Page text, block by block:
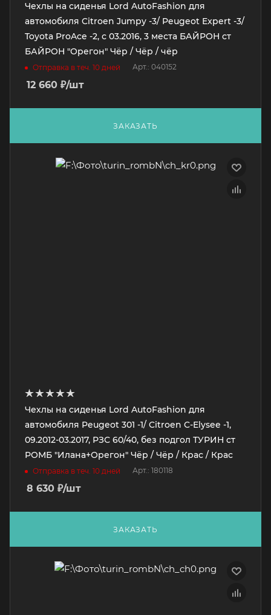
Чехлы на сиденья Lord AutoFashion для
автомобиля Citroen Jumpy -3/ Peugeot Expert -3/
Toyota ProAce -2, с 03.2016, 3 места БАЙРОН ст
БАЙРОН "Орегон" Чёр / Чёр / чёр
Отправка в теч. 10 дней Арт.: 040152
12 660 ₽/шт
ЗАКАЗАТЬ
Чехлы на сиденья Lord AutoFashion для
автомобиля Peugeot 301 -1/ Citroen C-Elysee -1,
09.2012-03.2017, РЗС 60/40, без подгол ТУРИН ст
РОМБ "Илана+Орегон" Чёр / Чёр / Крас / Крас
Отправка в теч. 10 дней Арт.: 180118
8 630 ₽/шт
ЗАКАЗАТЬ